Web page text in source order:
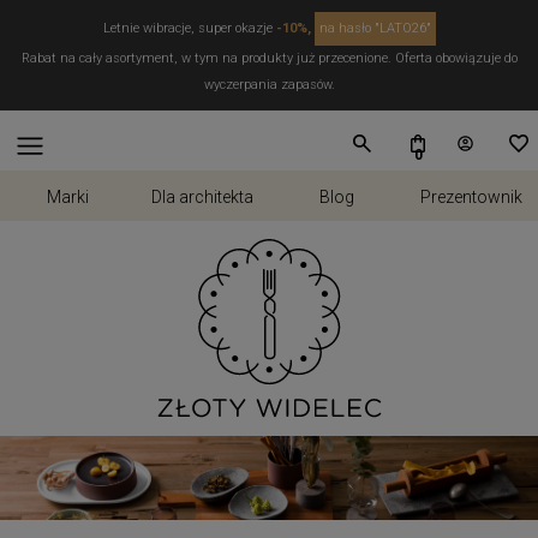
Letnie wibracje, super okazje -10%,
na hasło "LATO26"
Rabat na cały asortyment, w tym na produkty już przecenione. Oferta obowiązuje do
wyczerpania zapasów.
Marki Dla architekta Blog Prezentownik